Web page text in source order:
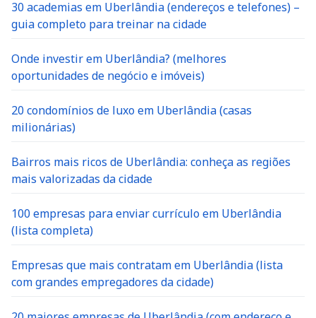
guia completo para treinar na cidade
Onde investir em Uberlândia? (melhores
oportunidades de negócio e imóveis)
20 condomínios de luxo em Uberlândia (casas
milionárias)
Bairros mais ricos de Uberlândia: conheça as regiões
mais valorizadas da cidade
100 empresas para enviar currículo em Uberlândia
(lista completa)
Empresas que mais contratam em Uberlândia (lista
com grandes empregadores da cidade)
20 maiores empresas de Uberlândia (com endereço e